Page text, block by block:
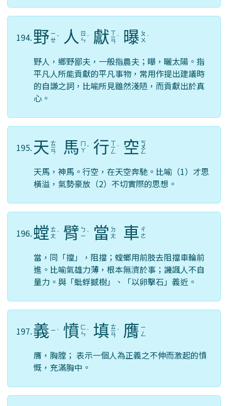
194. 野 ㄧ
ㄝˇ 人 ㄖ
ㄣ ˊ 獻 ㄒ
ㄧ
ㄢ
ˋ 曝 ㄆ
ㄨ ˋ
野人，鄉野鄙夫，一般指農夫；曝，曬太陽。指
平凡人所能貢獻的平凡事物，常用作提出建議時
的自謙之詞，比喻所見雖然淺陋，而貢獻出於真
心。
195. 天 ㄊ
ㄧ
ㄢ 馬 ㄇ
ㄚ ˇ 行 ㄒ
ㄧ
ㄥ
ˊ 空 ㄎ
ㄨ
ㄥ
天馬，神馬。行空，在天空奔馳。比喻（1）才思
橫溢，氣勢豪放（2）不切實際的思想。
196.螳 ㄊ
ㄤ ˊ 臂 ㄅ
ㄧ ˋ 當 ㄉ
ㄤ
車 ㄔ
ㄜ
當，同「擋」，阻擋；螳螂用前肢去阻擋車輪前
進。比喻氣雄力薄，根本無濟於事；譏諷人不自
量力。與「蚍蜉撼樹」、「以卵擊石」義近。
197.義 ㄧ ˋ 憤 ㄈ
ㄣ ˋ 填 ㄊ
ㄧ
ㄢ
ˊ 膺 ㄧ
ㄥ
膺，胸膛； 表示一個人為正義之不伸而激起的憤
慨，充滿胸中。